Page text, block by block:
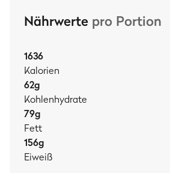
Nährwerte pro Portion
1636
Kalorien
62g
Kohlenhydrate
79g
Fett
156g
Eiweiß